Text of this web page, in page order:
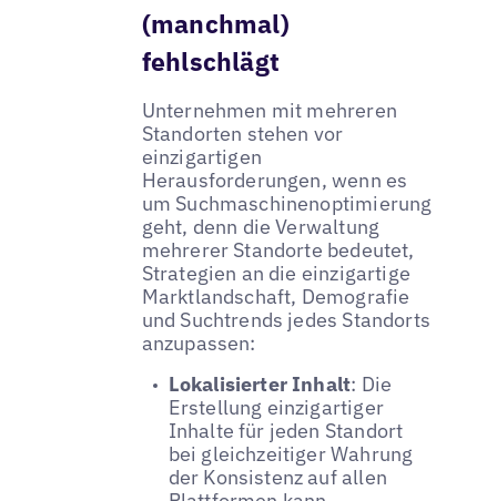
(manchmal)
fehlschlägt
Unternehmen mit mehreren
Standorten stehen vor
einzigartigen
Herausforderungen, wenn es
um Suchmaschinenoptimierung
geht, denn die Verwaltung
mehrerer Standorte bedeutet,
Strategien an die einzigartige
Marktlandschaft, Demografie
und Suchtrends jedes Standorts
anzupassen:
Lokalisierter Inhalt: Die
Erstellung einzigartiger
Inhalte für jeden Standort
bei gleichzeitiger Wahrung
der Konsistenz auf allen